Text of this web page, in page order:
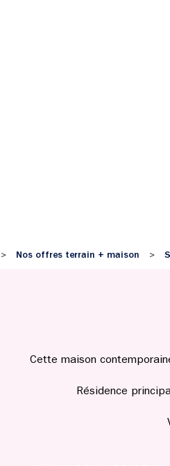
> Nos offres terrain + maison >
Cette maison
Résidence